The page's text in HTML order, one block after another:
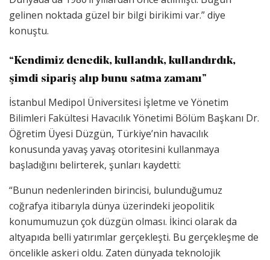
gelinen noktada güzel bir bilgi birikimi var.” diye
konuştu.
“Kendimiz denedik, kullandık, kullandırdık,
şimdi sipariş alıp bunu satma zamanı”
İstanbul Medipol Üniversitesi İşletme ve Yönetim
Bilimleri Fakültesi Havacılık Yönetimi Bölüm Başkanı Dr.
Öğretim Üyesi Düzgün, Türkiye’nin havacılık
konusunda yavaş yavaş otoritesini kullanmaya
başladığını belirterek, şunları kaydetti:
“Bunun nedenlerinden birincisi, bulunduğumuz
coğrafya itibarıyla dünya üzerindeki jeopolitik
konumumuzun çok düzgün olması. İkinci olarak da
altyapıda belli yatırımlar gerçekleşti. Bu gerçekleşme de
öncelikle askeri oldu. Zaten dünyada teknolojik